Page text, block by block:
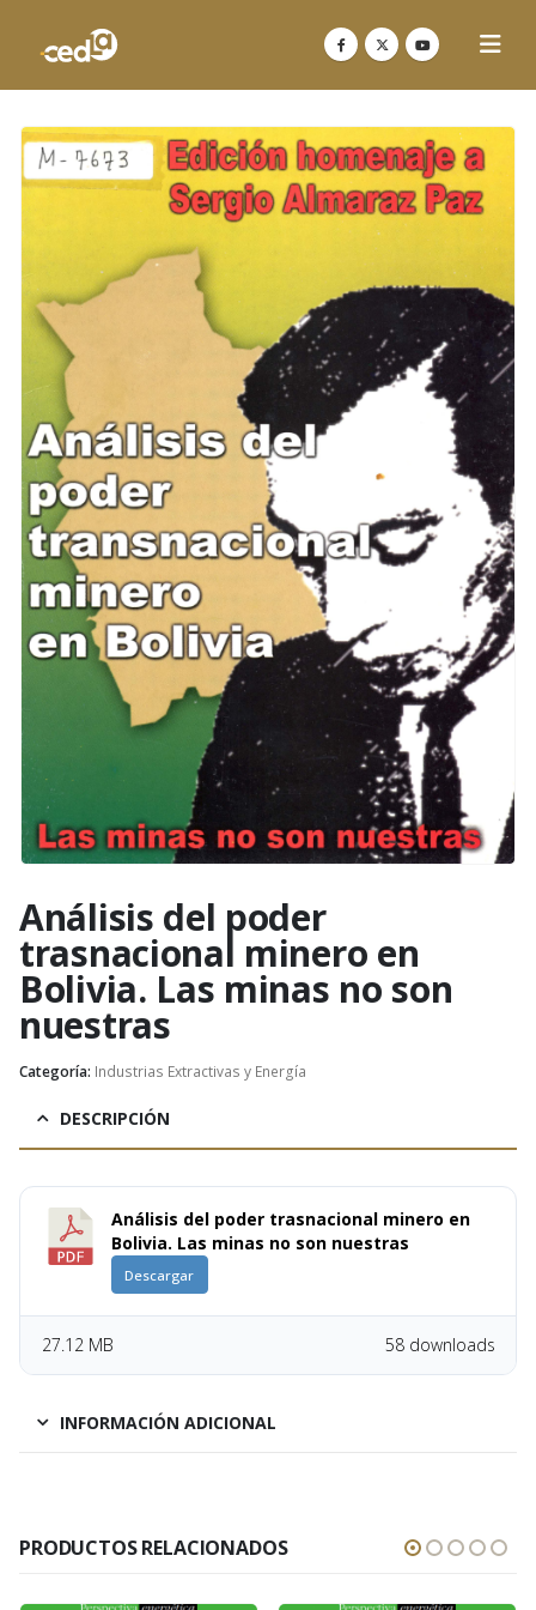
Análisis del poder
trasnacional minero en
Bolivia. Las minas no son
nuestras
Categoría: Industrias Extractivas y Energía
DESCRIPCIÓN
Análisis del poder trasnacional minero en
Bolivia. Las minas no son nuestras
Descargar
58 downloads
27.12 MB
INFORMACIÓN ADICIONAL
PRODUCTOS RELACIONADOS